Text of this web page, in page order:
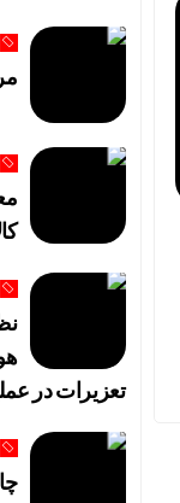
مرز 20
تعزیرات در